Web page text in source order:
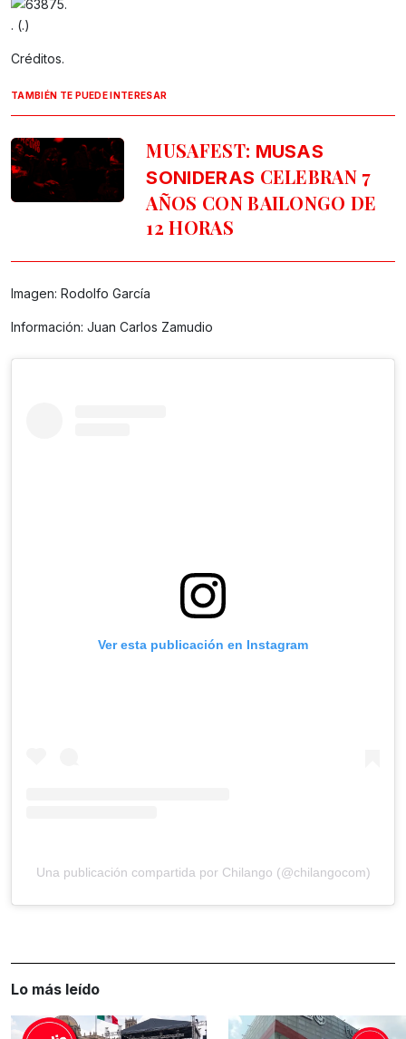
. (.)
Créditos.
TAMBIÉN TE PUEDE INTERESAR
MUSAFEST: MUSAS
SONIDERAS CELEBRAN 7
AÑOS CON BAILONGO DE
12 HORAS
Imagen: Rodolfo García
Información: Juan Carlos Zamudio
Ver esta publicación en Instagram
Una publicación compartida por Chilango (@chilangocom)
Lo más leído